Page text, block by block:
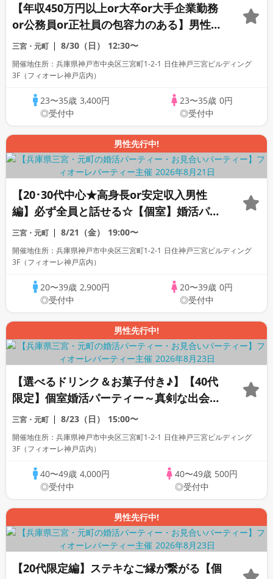
【年収450万円以上or大卒or大手企業勤務
or公務員or正社員の包容力のある】男性と
の出会い♪個室婚活パーティー～真剣な出
会い～
三宮・元町 8/30（日） 12:30〜
開催地住所：兵庫県神戸市中央区三宮町1-2-1 日住神戸三宮ビルディング
3F（フィオーレ神戸店内）
23〜35歳 3,400円
◎受付中
23〜35歳 0円
◎受付中
男性先行中!
【20･30代中心★高身長or安定収入男性
編】必ず全員と話せる☆【個室】婚活パー
ティー～真剣な出会い～
三宮・元町 8/21（金） 19:00〜
開催地住所：兵庫県神戸市中央区三宮町1-2-1 日住神戸三宮ビルディング
3F（フィオーレ神戸店内）
20〜39歳 2,900円
◎受付中
20〜39歳 0円
◎受付中
男性先行中!
【選べるドリンク＆お菓子付き♪】【40代
限定】個室婚活パーティー～真剣な出会い
～
三宮・元町 8/23（日） 15:00〜
開催地住所：兵庫県神戸市中央区三宮町1-2-1 日住神戸三宮ビルディング
3F（フィオーレ神戸店内）
40〜49歳 4,000円
◎受付中
40〜49歳 500円
◎受付中
男性先行中!
【20代限定編】ステキなご縁が繋がる【個